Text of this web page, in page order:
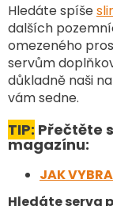
Hledáte spíše
dalších
omezeného
servům
důkladně naši
vám sedne.
TIP: Přečtěte
magazínu:
JAK
Hledáte serva